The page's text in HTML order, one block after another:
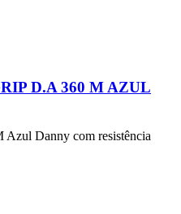
D.A 360 M AZUL
Danny com resistência